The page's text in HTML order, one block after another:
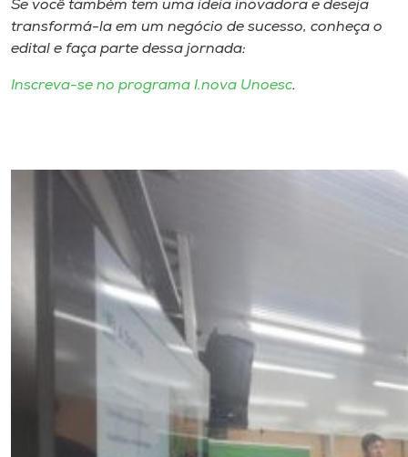
Se você também tem uma ideia inovadora e deseja
transformá-la em um negócio de sucesso, conheça o
edital e faça parte dessa jornada:
Inscreva-se no programa I.nova Unoesc.